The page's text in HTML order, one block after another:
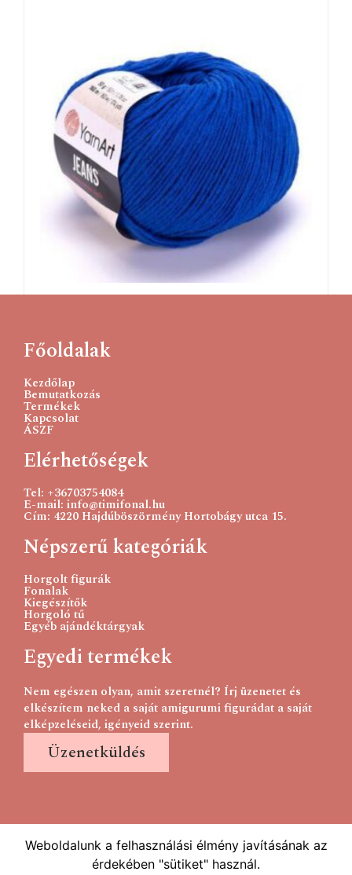
Főoldalak
Kezdőlap
Bemutatkozás
Termékek
Kapcsolat
ÁSZF
Elérhetőségek
Tel: +36703754084
E-mail: info@timifonal.hu
Cím: 4220 Hajdúböszörmény Hortobágy utca 15.
Népszerű kategóriák
Horgolt figurák
Fonalak
Kiegészítők
Horgoló tű
Egyéb ajándéktárgyak
Egyedi termékek
Nem egészen olyan, amit szeretnél? Írj üzenetet és
elkészítem neked a saját amigurumi figurádat a saját
elképzeléseid, igényeid szerint.
Üzenetküldés
Weboldalunk a felhasználási élmény javításának az
érdekében "sütiket" használ.